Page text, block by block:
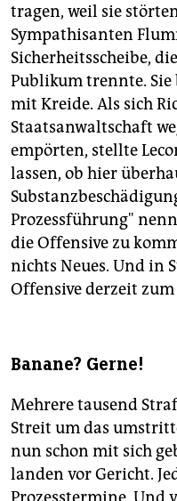
tragen, weil sie
Sympathisanten
Sicherheitsscheibe,
Publikum trennte.
mit Kreide. Als sich
Staatsanwaltschaft
empörten, stellte
lassen, ob hier
Prozessführung"
die Offensive zu
nichts Neues. Und in
Offensive derzeit
Banane? Gerne!
Mehrere tausend
Streit um das
nun schon mit sich
landen vor Gericht.